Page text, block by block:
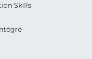
Skills